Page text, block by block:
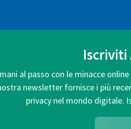
Iscriviti
al passo con le minacce
newsletter fornisce i più
privacy nel mondo digitale.